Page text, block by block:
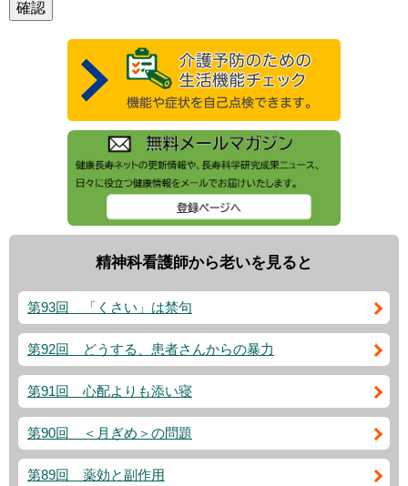
精神科看護師から老いを見ると
第93回 「くさい」は禁句
第92回 どうする、患者さんからの暴力
第91回 心配よりも添い寝
第90回 ＜月ぎめ＞の問題
第89回 薬効と副作用